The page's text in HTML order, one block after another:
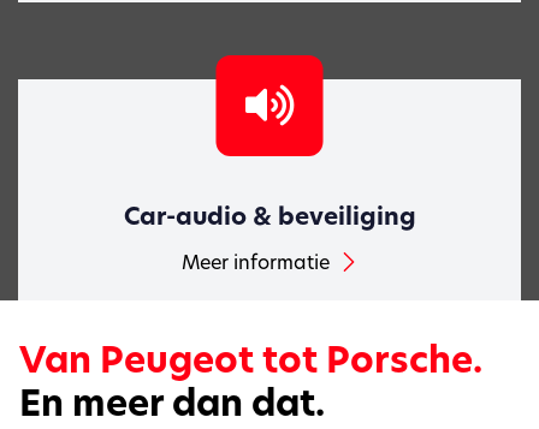
Car-audio & beveiliging
Meer informatie
Van Peugeot tot Porsche.
En meer dan dat.